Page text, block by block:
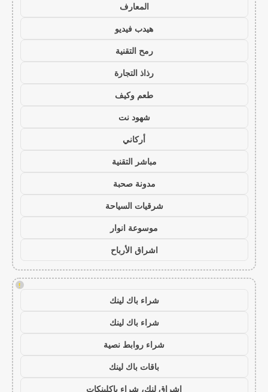
المعارف
هيدب فيديو
رمح التقنية
رذاذ التجارة
طعم وكيف
شهود نت
أركاني
مباشر التقنية
مدونة صحبة
شرقيات السياحة
موسوعة انوار
اشراق الأرباح
!
شراء باك لينك
شراء باك لينك
شراء روابط نصية
باقات باك لينك
اشراق لنك، شراء باكلينكات